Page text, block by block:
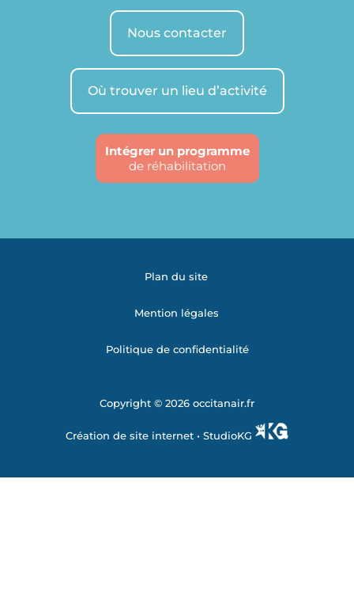
Nous contacter
Où trouver un lieu d’activité
Intégrer un programme
de réhabilitation
Plan du site
Mention légales
Politique de confidentialité
Copyright © 2026 occitanair.fr
Création de site internet • StudioKG